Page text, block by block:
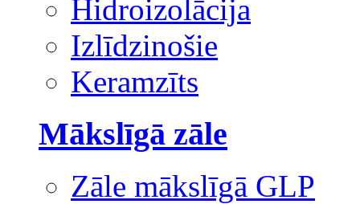
Hidroizolācija
Izlīdzinošie
Keramzīts
Mākslīgā zāle
Zāle mākslīgā GLP